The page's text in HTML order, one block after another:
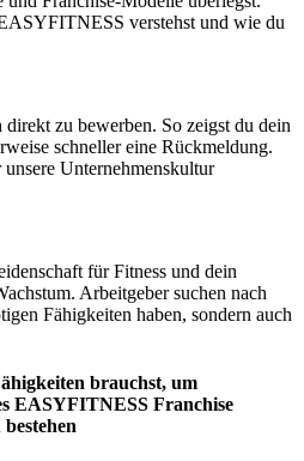
verstehst und wie du
zu bewerben. So zeigst du dein
schneller eine Rückmeldung.
Unternehmenskultur
für Fitness und dein
Arbeitgeber suchen nach
Fähigkeiten haben, sondern auch
brauchst, um
EASYFITNESS Franchise